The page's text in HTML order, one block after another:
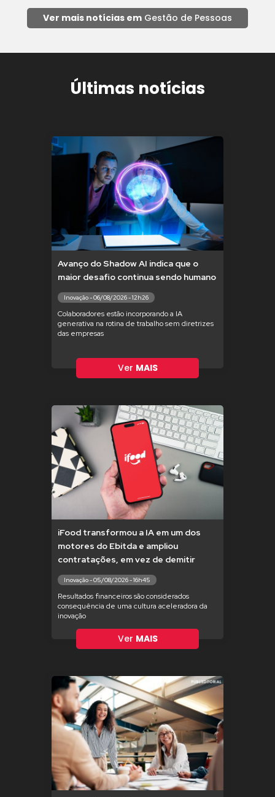
Ver mais notícias em Gestão de Pessoas
Últimas notícias
Avanço do Shadow AI indica que o
maior desafio continua sendo humano
Inovação - 06/08/2026 - 12h26
Colaboradores estão incorporando a IA
generativa na rotina de trabalho sem diretrizes
das empresas
Ver MAIS
iFood transformou a IA em um dos
motores do Ebitda e ampliou
contratações, em vez de demitir
Inovação - 05/08/2026 - 16h45
Resultados financeiros são considerados
consequência de uma cultura aceleradora da
inovação
Ver MAIS